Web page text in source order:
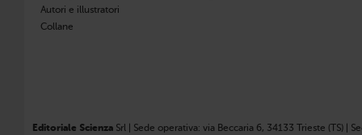
Autori e illustratori
Collane
Editoriale Scienza Srl | Sede operativa: via Beccaria 6, 34133 Trieste (TS) |